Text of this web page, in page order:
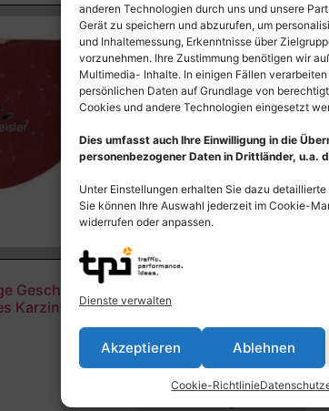
anderen Technologien durch uns und unsere
Gerät zu speichern und abzurufen, um
und Inhaltemessung, Erkenntnisse über
vorzunehmen. Ihre Zustimmung benötigen wir
Multimedia- Inhalte. In einigen Fällen
persönlichen Daten auf Grundlage von
Cookies und andere Technologien eingesetzt
Dies umfasst auch Ihre Einwilligung in die
personenbezogener Daten in Drittländer, u.a.
Unter Einstellungen erhalten Sie dazu
Sie können Ihre Auswahl jederzeit im Cookie-
widerrufen oder anpassen.
Dienste verwalten
Akzeptieren Ablehnen
Cookie-Richtlinie
Geschwulst
Karzinom
Blutgefäß
55,00€–135,00€
Bildnummer: 4391